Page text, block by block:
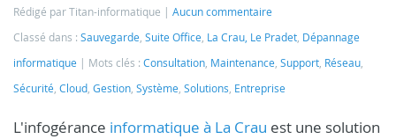
Rédigé par Titan-informatique
Aucun commentaire
Classé dans : Sauvegarde Suite Office La Crau, Le Pradet Dépannage
informatique
Mots clés : Consultation Maintenance Support Réseau
Sécurité Cloud Gestion Système Solutions Entreprise
L'infogérance informatique à La Crau est une solution